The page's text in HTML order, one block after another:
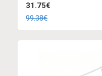
31.75€
99.38€